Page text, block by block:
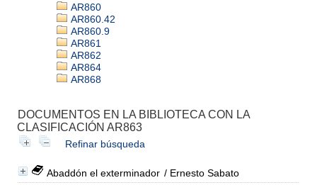
AR860
AR860.42
AR860.9
AR861
AR862
AR864
AR868
DOCUMENTOS EN LA BIBLIOTECA CON LA
CLASIFICACIÓN AR863
Refinar búsqueda
Abaddón el exterminador / Ernesto Sabato